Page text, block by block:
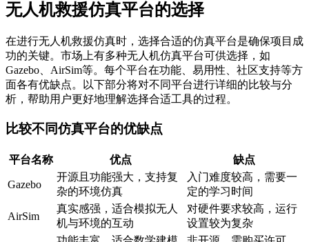
无人机救援仿真平台的选择
在进行无人机救援仿真时，选择合适的仿真平台是确保项目成
功的关键。市场上有多种无人机仿真平台可供选择，如
Gazebo、AirSim等。每个平台在功能、易用性、社区支持等方
面各有优缺点。以下部分将对不同平台进行详细的比较与分
析，帮助用户更好地理解选择合适工具的过程。
比较不同仿真平台的优缺点
平台名称 优点 缺点
Gazebo
开源且功能强大，支持复
杂的环境仿真
入门难度较高，需要一
定的学习时间
AirSim
真实感强，适合模拟无人
机与环境的互动
对硬件要求较高，运行
设置较为复杂